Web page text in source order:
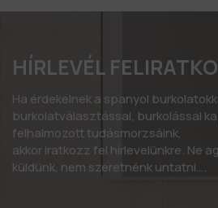
HÍRLEVÉL
Ha érdekelnek a spanyol
burkolatválasztással, burkolással
felhalmozott tudásmorzsáink,
akkor iratkozz fel hírlevelünkre. Ne
küldünk, nem szeretnénk untatni….